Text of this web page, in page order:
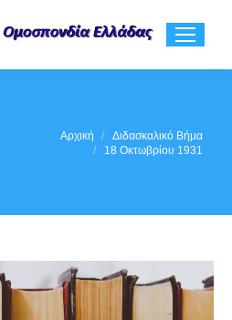
Αρχική
Διδασκαλικό Βήμα
18 Οκτωβρίου 1931